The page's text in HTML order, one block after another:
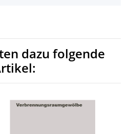
dazu folgende